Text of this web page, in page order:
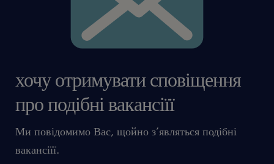
хочу отримувати сповіщення
про подібні вакансіїї
Ми повідомимо Вас, щойно з’являться подібні
вакансіїї.